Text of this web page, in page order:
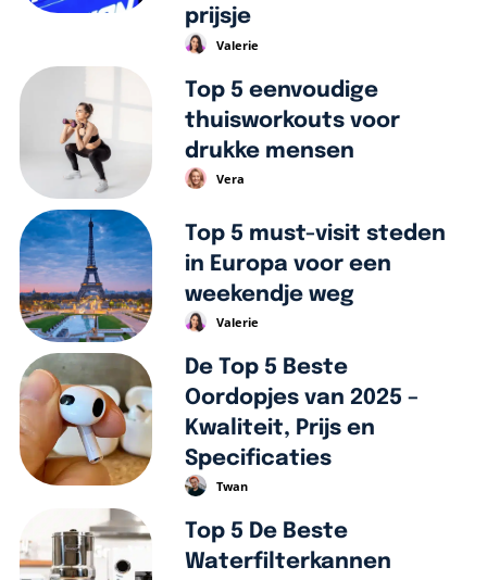
prijsje
Valerie
Top 5 eenvoudige
thuisworkouts voor
drukke mensen
Vera
Top 5 must-visit steden
in Europa voor een
weekendje weg
Valerie
De Top 5 Beste
Oordopjes van 2025 –
Kwaliteit, Prijs en
Specificaties
Twan
Top 5 De Beste
Waterfilterkannen